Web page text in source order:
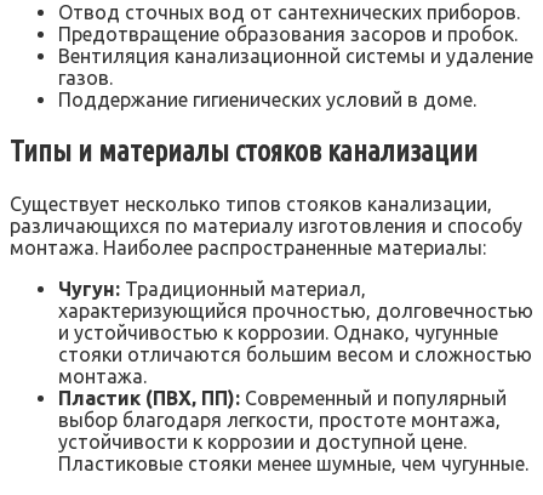
Отвод сточных вод от сантехнических приборов.
Предотвращение образования засоров и пробок.
Вентиляция канализационной системы и удаление
газов.
Поддержание гигиенических условий в доме.
Типы и материалы стояков канализации
Существует несколько типов стояков канализации‚
различающихся по материалу изготовления и способу
монтажа. Наиболее распространенные материалы:
Чугун: Традиционный материал‚
характеризующийся прочностью‚ долговечностью
и устойчивостью к коррозии. Однако‚ чугунные
стояки отличаются большим весом и сложностью
монтажа.
Пластик (ПВХ‚ ПП): Современный и популярный
выбор благодаря легкости‚ простоте монтажа‚
устойчивости к коррозии и доступной цене.
Пластиковые стояки менее шумные‚ чем чугунные.